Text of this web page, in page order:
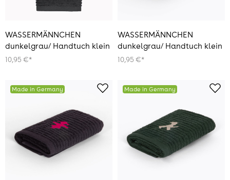
WASSERMÄNNCHEN
dunkelgrau/ Handtuch klein
10,95 €*
WASSERMÄNNCHEN
dunkelgrau/ Handtuch klein
10,95 €*
Made in Germany Made in Germany